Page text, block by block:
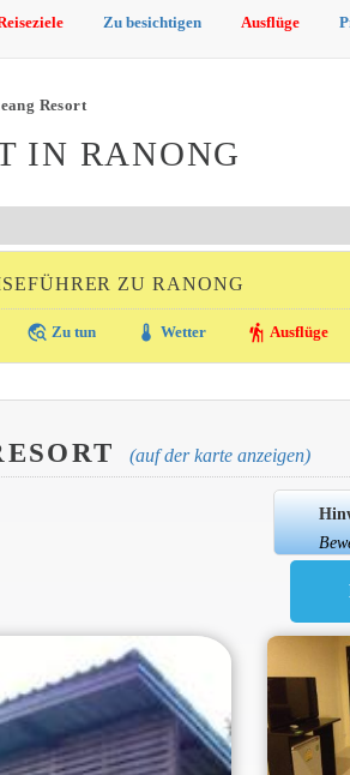
Zu besichtigen Ausflüge
Resort
IN RANONG
ZU RANONG
travel_explore Zu tun thermostat Wetter hiking Ausflüge
(auf der karte anzeigen)